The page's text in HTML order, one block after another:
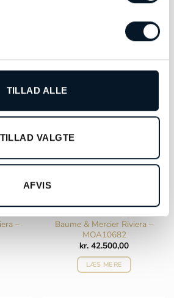
TILLAD ALLE
TILLAD VALGTE
AFVIS
–
Baume & Mercier Riviera –
MOA10682
kr. 42.500,00
LÆS MERE